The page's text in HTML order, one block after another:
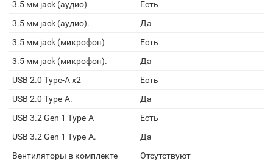
3.5 мм jack (аудио)
Есть
3.5 мм jack (аудио).
Да
3.5 мм jack (микрофон)
Есть
3.5 мм jack (микрофон).
Да
USB 2.0 Type-A х2
Есть
USB 2.0 Type-A.
Да
USB 3.2 Gen 1 Type-A
Есть
USB 3.2 Gen 1 Type-A.
Да
Вентиляторы в комплекте
Отсутствуют